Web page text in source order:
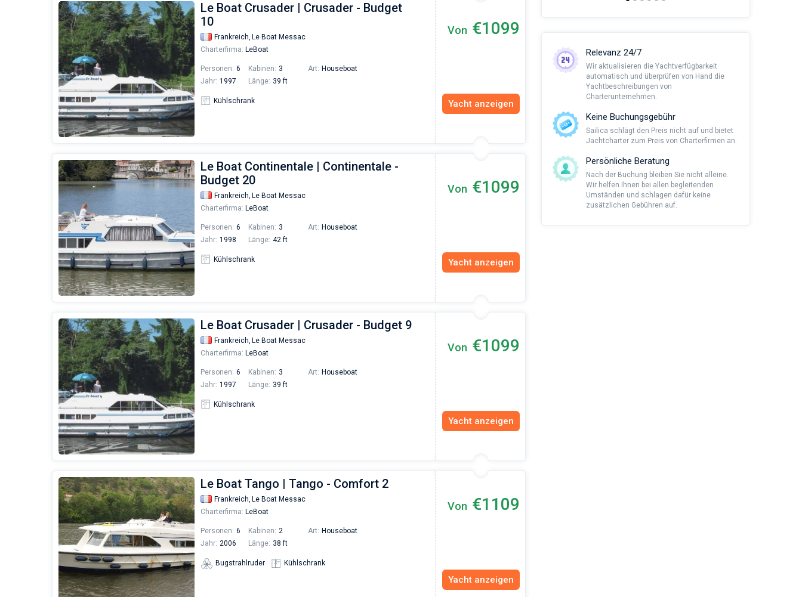
Le Boat Crusader | Crusader - Budget
10
Frankreich, Le Boat Messac
Charterfirma: LeBoat
Personen: 6 Kabinen: 3 Art: Houseboat
Jahr: 1997 Länge: 39 ft
Kühlschrank
Von €1099
Yacht anzeigen
Le Boat Continentale | Continentale -
Budget 20
Frankreich, Le Boat Messac
Charterfirma: LeBoat
Personen: 6 Kabinen: 3 Art: Houseboat
Jahr: 1998 Länge: 42 ft
Kühlschrank
Von €1099
Yacht anzeigen
Le Boat Crusader | Crusader - Budget 9
Frankreich, Le Boat Messac
Charterfirma: LeBoat
Personen: 6 Kabinen: 3 Art: Houseboat
Jahr: 1997 Länge: 39 ft
Kühlschrank
Von €1099
Yacht anzeigen
Le Boat Tango | Tango - Comfort 2
Frankreich, Le Boat Messac
Charterfirma: LeBoat
Personen: 6 Kabinen: 2 Art: Houseboat
Jahr: 2006 Länge: 38 ft
Bugstrahlruder Kühlschrank
Von €1109
Yacht anzeigen
Relevanz 24/7
Wir aktualisieren die Yachtverfügbarkeit
automatisch und überprüfen von Hand die
Yachtbeschreibungen von
Charterunternehmen.
Keine Buchungsgebühr
Sailica schlägt den Preis nicht auf und bietet
Jachtcharter zum Preis von Charterfirmen an.
Persönliche Beratung
Nach der Buchung bleiben Sie nicht alleine.
Wir helfen Ihnen bei allen begleitenden
Umständen und schlagen dafür keine
zusätzlichen Gebühren auf.